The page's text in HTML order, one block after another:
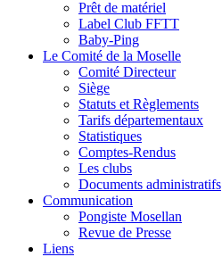
Prêt de matériel
Label Club FFTT
Baby-Ping
Le Comité de la Moselle
Comité Directeur
Siège
Statuts et Règlements
Tarifs départementaux
Statistiques
Comptes-Rendus
Les clubs
Documents administratifs
Communication
Pongiste Mosellan
Revue de Presse
Liens